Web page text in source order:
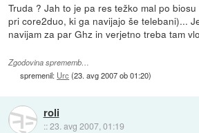
Truda ? Jah to je pa res težko mal po
pri core2duo, ki ga navijajo še telebani)...
navijam za par Ghz in verjetno treba tam
Zgodovina sprememb…
spremenil: Urc (23. avg 2007 ob 01:20)
roli
::23. avg 2007, 01:19